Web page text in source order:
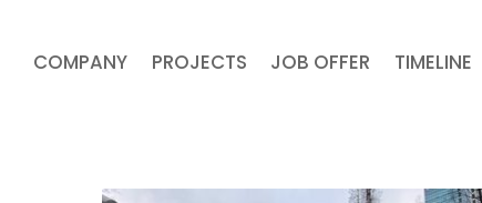
COMPANY PROJECTS JOB OFFER TIMELINE